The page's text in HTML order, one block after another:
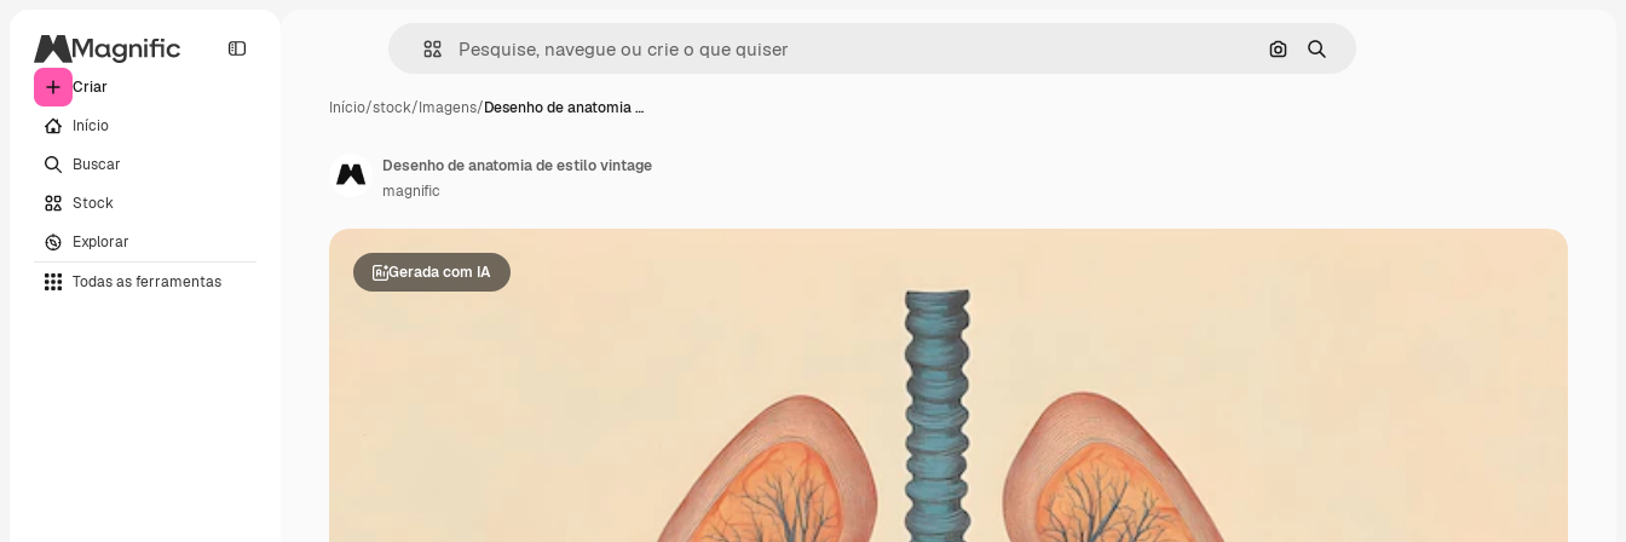
Criar
Início
Buscar
Stock
Explorar
Todas as ferramentas
Pesquisar por imagem
Buscar
Início/stock/Imagens/Desenho de anatomia …
Gerada com IA
Desenho de anatomia de estilo vintage
magnific